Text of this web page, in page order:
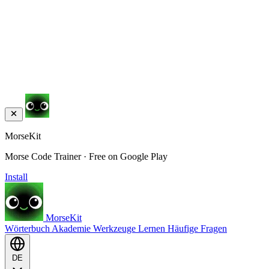
MorseKit
Morse Code Trainer · Free on Google Play
Install
MorseKit
Wörterbuch Akademie Werkzeuge Lernen Häufige Fragen